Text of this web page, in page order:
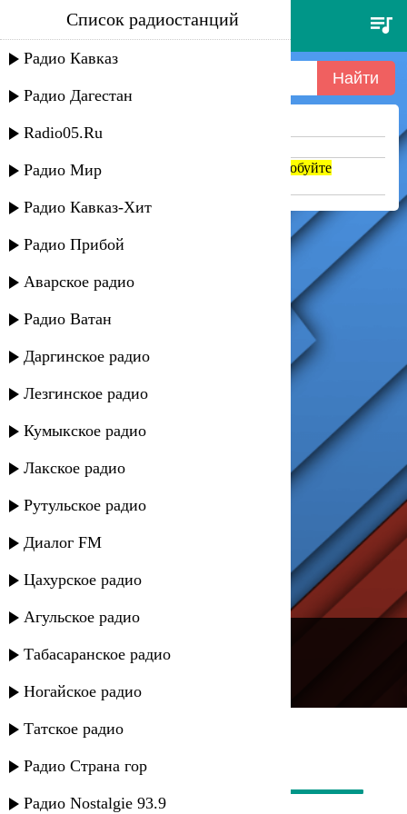
jackard - squeeze
Список радиостанций
Радио Кавказ
Радио Дагестан
Radio05.Ru
Радио Мир
Радио Кавказ-Хит
Радио Прибой
Аварское радио
Радио Ватан
Даргинское радио
Лезгинское радио
Кумыкское радио
Лакское радио
Рутульское радио
Диалог FM
Цахурское радио
Агульское радио
Табасаранское радио
Ногайское радио
Татское радио
Радио Страна гор
Радио Nostalgie 93.9
Ничего не найдено =(
Если название написано транслитом, попробуйте
поменять на русский. abc => абц
---
Русское радио